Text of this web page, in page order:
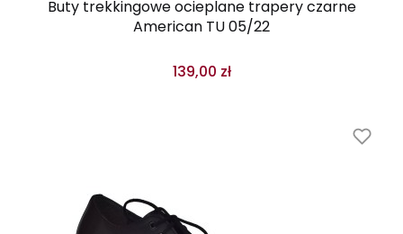
Buty trekkingowe ocieplane trapery czarne
American TU 05/22
139,00 zł